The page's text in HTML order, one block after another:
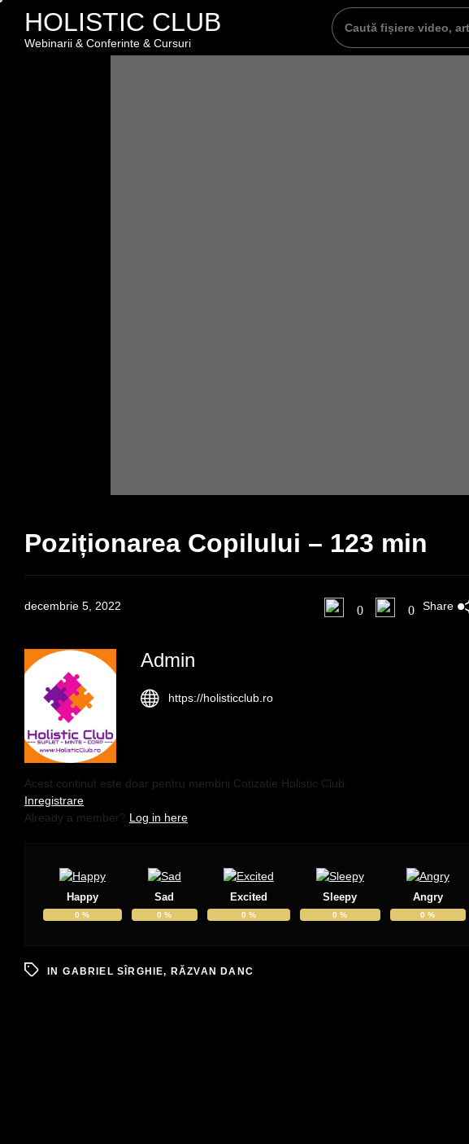
HOLISTIC CLUB
Webinarii & Conferinte & Cursuri
Poziționarea Copilului – 123 min
decembrie 5, 2022 0 0 Share
Admin
https://holisticclub.ro
Acest continut este doar pentru membrii Cotizatie Holistic Club.
Inregistrare
Already a member? Log in here
Happy
0 %
Sad
0 %
Excited
0 %
Sleepy
0 %
Angry
0 %
IN GABRIEL SÎRGHIE, RĂZVAN DANC